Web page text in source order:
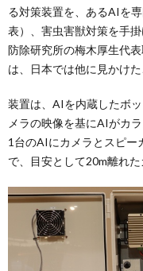
る対策装置を、あるAIを
表）、害虫害獣対策を手
防除研究所の梅木厚生代
は、日本では他に見かけた
装置は、AIを内蔵したボ
メラの映像を基にAIがカ
1台のAIにカメラとスピー
で、目安として20m離れた